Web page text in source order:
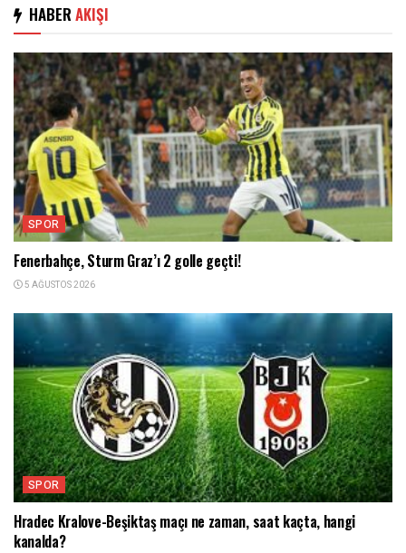
HABER AKIŞI
SPOR
Fenerbahçe, Sturm Graz’ı 2 golle geçti!
5 AĞUSTOS 2026
SPOR
Hradec Kralove-Beşiktaş maçı ne zaman, saat kaçta, hangi
kanalda?